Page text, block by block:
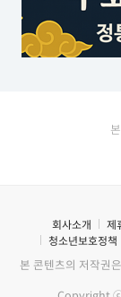
회사소개 제
청소년보호정책
본 콘텐츠의 저작권